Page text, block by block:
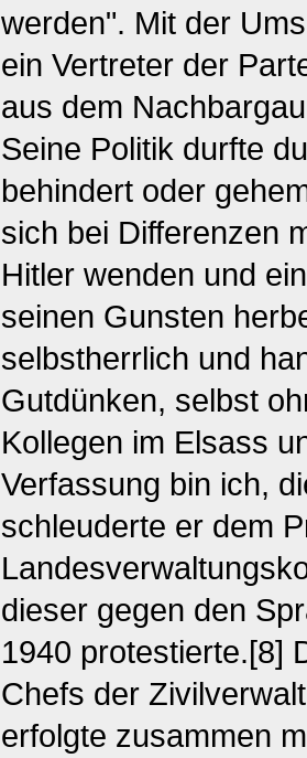
werden". Mit der
ein Vertreter der
aus dem
Seine Politik durfte
behindert oder
sich bei Differenzen
Hitler wenden und
seinen Gunsten
selbstherrlich und
Gutdünken, selbst
Kollegen im Elsass
Verfassung bin ich,
schleuderte er dem
dieser gegen den
1940 protestierte.[8]
Chefs der
erfolgte zusammen